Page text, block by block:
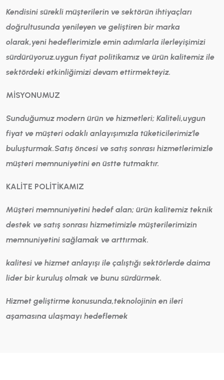
Kendisini sürekli müşterilerin ve sektörün ihtiyaçları
doğrultusunda yenileyen ve geliştiren bir marka
olarak,yeni hedeflerimizle emin adımlarla ilerleyişimizi
sürdürüyoruz.uygun fiyat politikamız ve ürün kalitemiz ile
sektördeki etkinliğimizi devam ettirmekteyiz.
MİSYONUMUZ
Sunduğumuz modern ürün ve hizmetleri; Kaliteli,uygun
fiyat ve müşteri odaklı anlayışımızla tüketicilerimiz'le
buluşturmak.Satış öncesi ve satış sonrası hizmetlerimizle
müşteri memnuniyetini en üstte tutmaktır.
KALİTE POLİTİKAMIZ
Müşteri memnuniyetini hedef alan; ürün kalitemiz teknik
destek ve satış sonrası hizmetimizle müşterilerimizin
memnuniyetini sağlamak ve arttırmak.
kalitesi ve hizmet anlayışı ile çalıştığı sektörlerde daima
lider bir kuruluş olmak ve bunu sürdürmek.
Hizmet geliştirme konusunda,teknolojinin en ileri
aşamasına ulaşmayı hedeflemek